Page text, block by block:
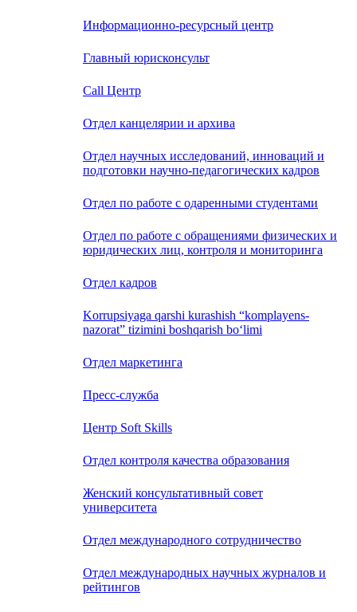
Информационно-ресурсный центр
Главный юрисконсульт
Call Центр
Oтдел канцелярии и архива
Отдел научных исследований, инноваций и
подготовки научно-педагогических кадров
Отдел по работе с одаренными студентами
Отдел по работе с обращениями физических и
юридических лиц, контроля и мониторинга
Отдел кадров
Korrupsiyaga qarshi kurashish “komplayens-
nazorat” tizimini boshqarish bo‘limi
Отдел маркетинга
Пресс-служба
Центр Soft Skills
Отдел контроля качества образования
Женский консультативный совет
университета
Отдел международного сотрудничество
Отдел международных научных журналов и
рейтингов